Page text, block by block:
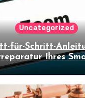
Uncategorized
für-Schritt-
Ihres